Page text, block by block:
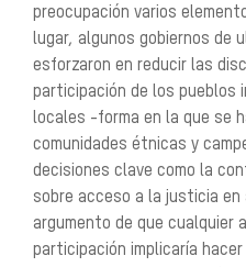
preocupación varios
lugar, algunos gobiernos de
esforzaron en reducir las
participación de los pueblos
locales -forma en la que se
comunidades étnicas y
decisiones clave como la
sobre acceso a la justicia
argumento de que cualquier
participación implicaría